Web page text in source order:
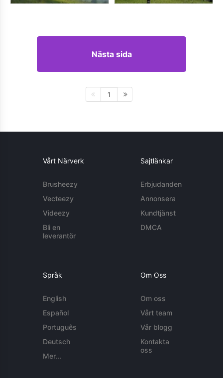
Nästa sida
1
Vårt Närverk
Brusheezy
Vecteezy
Videezy
Bli en
leverantör
Sajtlänkar
Erbjudanden
Annonsera
Kundtjänst
DMCA
Språk
English
Español
Português
Deutsch
Mer...
Om Oss
Om oss
Vårt team
Vår blogg
Kontakta
oss